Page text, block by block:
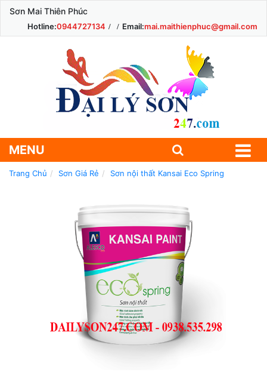
Sơn Mai Thiên Phúc
Hotline:0944727134 Email:mai.maithienphuc@gmail.com
MENU
Trang Chủ Sơn Giá Rẻ Sơn nội thất Kansai Eco Spring